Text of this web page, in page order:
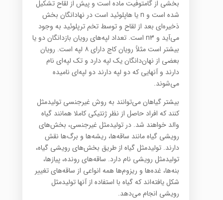
بخشی از گامتوفیت ماده است و پیش از لقاح تشکیل
شده است و n یا‌ هاپلوئید است در نهادانگان بخش
ذخیره‌ای بعد از لقاح و توسط تخم ترپلوئید به وجود
می‌آید و n3 است. تعداد لپه‌ها‌ی رویان بازدانگان دو یا
بیشتر است مثلاً رویان کاج دارای ۸ لپه است. رویان
بعضی از نهان‌دانگان یک لپه دارد و تک لپه‌ای نام
دارند و آنهایی که دو لپه دارند دو لپه‌ای نامیده
می‌شوند.
بیشتر گیاهان می‌توانند به روش غیرجنسی تولیدمثل
کنند که افراد حاصل از نظر ژنتیکی کاملا همانند گیاه
والد خواهند شد. در تولیدمثل غیرجنسی، بخش‌ها‌ی
رویشی گیاه مانند ساقه‌ها، ریشه‌ها و برگ‌ها نقش
دارند. تولیدمثل گیاه از طریق بخش‌ها‌ی رویشی گیاه،
تولیدمثل رویشی نام دارد. ساقه‌ها‌ی رونده، پیازها،
بنه‌ها، غده‌ها و ریزوم‌ها همه انواعی از ساقه‌ها‌ی تغییر
شکل یافته‌اند که گیاه با استفاده از آنها تولیدمثل
رویشی انجام می‌دهد.